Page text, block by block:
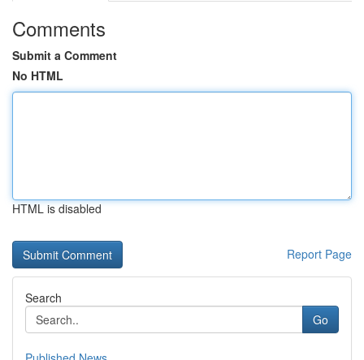
Comments
Submit a Comment
No HTML
HTML is disabled
Report Page
Search
Go